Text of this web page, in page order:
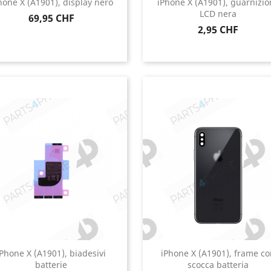
Prezzo
69,95 CHF
LCD nera
Prezzo
2,95 CHF
X (A1901), biadesivi
batterie
iPhone X (A1901), frame
scocca batteria